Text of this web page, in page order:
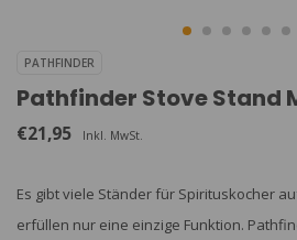
PATHFINDER
Pathfinder Stove Stand
€21,95 Inkl. MwSt.
Es gibt viele Ständer für Spirituskocher
erfüllen nur eine einzige Funktion.